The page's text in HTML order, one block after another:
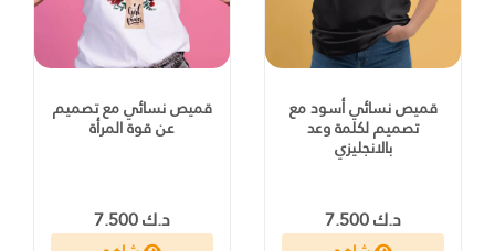
قميص نسائي أسود مع
تصميم لكلمة وعد
بالانجليزي
د.ك 7.500
قميص نسائي مع تصميم
عن قوة المرأة
د.ك 7.500